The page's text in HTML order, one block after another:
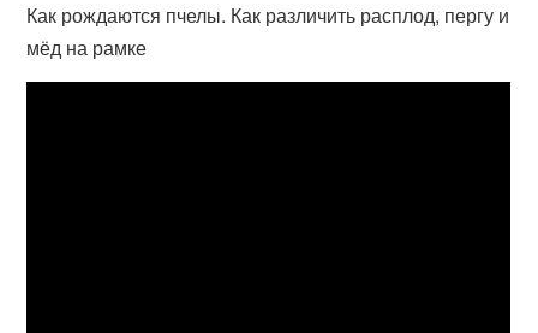
Как рождаются пчелы. Как различить расплод, пергу и
мёд на рамке